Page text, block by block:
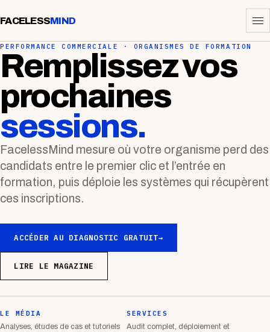
FACELESSMIND
PERFORMANCE COMMERCIALE · ORGANISMES DE FORMATION
Remplissez vos
prochaines
sessions.
FacelessMind mesure où votre organisme perd des
candidats entre le premier clic et l’entrée en
formation, puis déploie les systèmes qui récupèrent
ces inscriptions.
ACCÉDER AU DIAGNOSTIC GRATUIT→
LIRE LE MAGAZINE
LE MÉDIA
Analyses, études de cas et tutoriels
SERVICES
Audit complet, déploiement et